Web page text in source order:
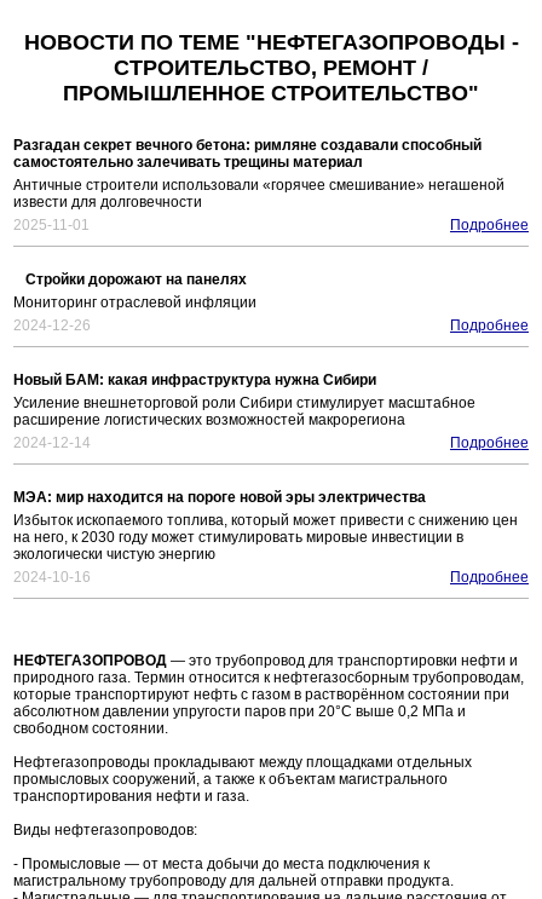
НОВОСТИ ПО ТЕМЕ "НЕФТЕГАЗОПРОВОДЫ -
СТРОИТЕЛЬСТВО, РЕМОНТ /
ПРОМЫШЛЕННОЕ СТРОИТЕЛЬСТВО"
Разгадан секрет вечного бетона: римляне создавали способный
самостоятельно залечивать трещины материал
Античные строители использовали «горячее смешивание» негашеной
извести для долговечности
2025-11-01
Подробнее
Стройки дорожают на панелях
Мониторинг отраслевой инфляции
2024-12-26
Подробнее
Новый БАМ: какая инфраструктура нужна Сибири
Усиление внешнеторговой роли Сибири стимулирует масштабное
расширение логистических возможностей макрорегиона
2024-12-14
Подробнее
МЭА: мир находится на пороге новой эры электричества
Избыток ископаемого топлива, который может привести с снижению цен
на него, к 2030 году может стимулировать мировые инвестиции в
экологически чистую энергию
2024-10-16
Подробнее
НЕФТЕГАЗОПРОВОД — это трубопровод для транспортировки нефти и
природного газа. Термин относится к нефтегазосборным трубопроводам,
которые транспортируют нефть с газом в растворённом состоянии при
абсолютном давлении упругости паров при 20°С выше 0,2 МПа и
свободном состоянии.
Нефтегазопроводы прокладывают между площадками отдельных
промысловых сооружений, а также к объектам магистрального
транспортирования нефти и газа.
Виды нефтегазопроводов:
- Промысловые — от места добычи до места подключения к
магистральному трубопроводу для дальней отправки продукта.